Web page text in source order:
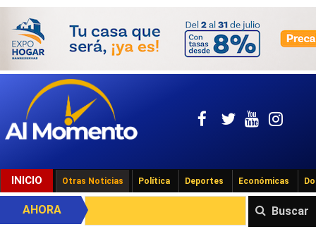
INICIO Otras Noticias Política Deportes Económicas
Buscar
AHORA